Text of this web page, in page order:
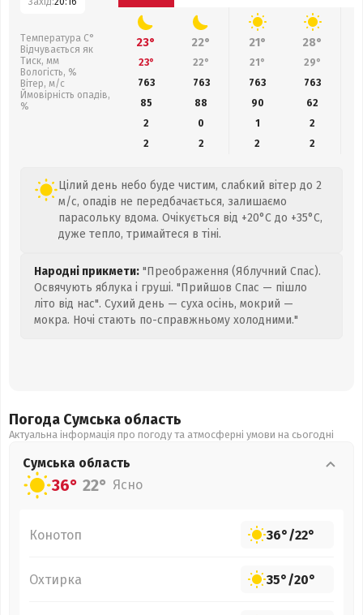
Температура С°
Відчувається як
Тиск, мм
Вологість, %
Вітер, м/с
Ймовірність опадів,
%
23° 22° 21° 28°
23° 22° 21° 29°
763
763 763 763
85
88 90 62
2
0 1
2
2
2 2 2
Цілий день небо буде чистим, слабкий вітер до 2
м/с, опадів не передбачається, залишаємо
парасольку вдома. Очікується від +20°C до +35°C,
дуже тепло, тримайтеся в тіні.
Народні прикмети: "Преображення (Яблучний Спас).
Освячують яблука і груші. "Прийшов Спас — пішло
літо від нас". Сухий день — суха осінь, мокрий —
мокра. Ночі стають по-справжньому холодними."
Погода Сумська область
Актуальна інформація про погоду та атмосферні умови на сьогодні
Сумська область
36° 22° Ясно
Конотоп 36°/22°
Охтирка 35°/20°